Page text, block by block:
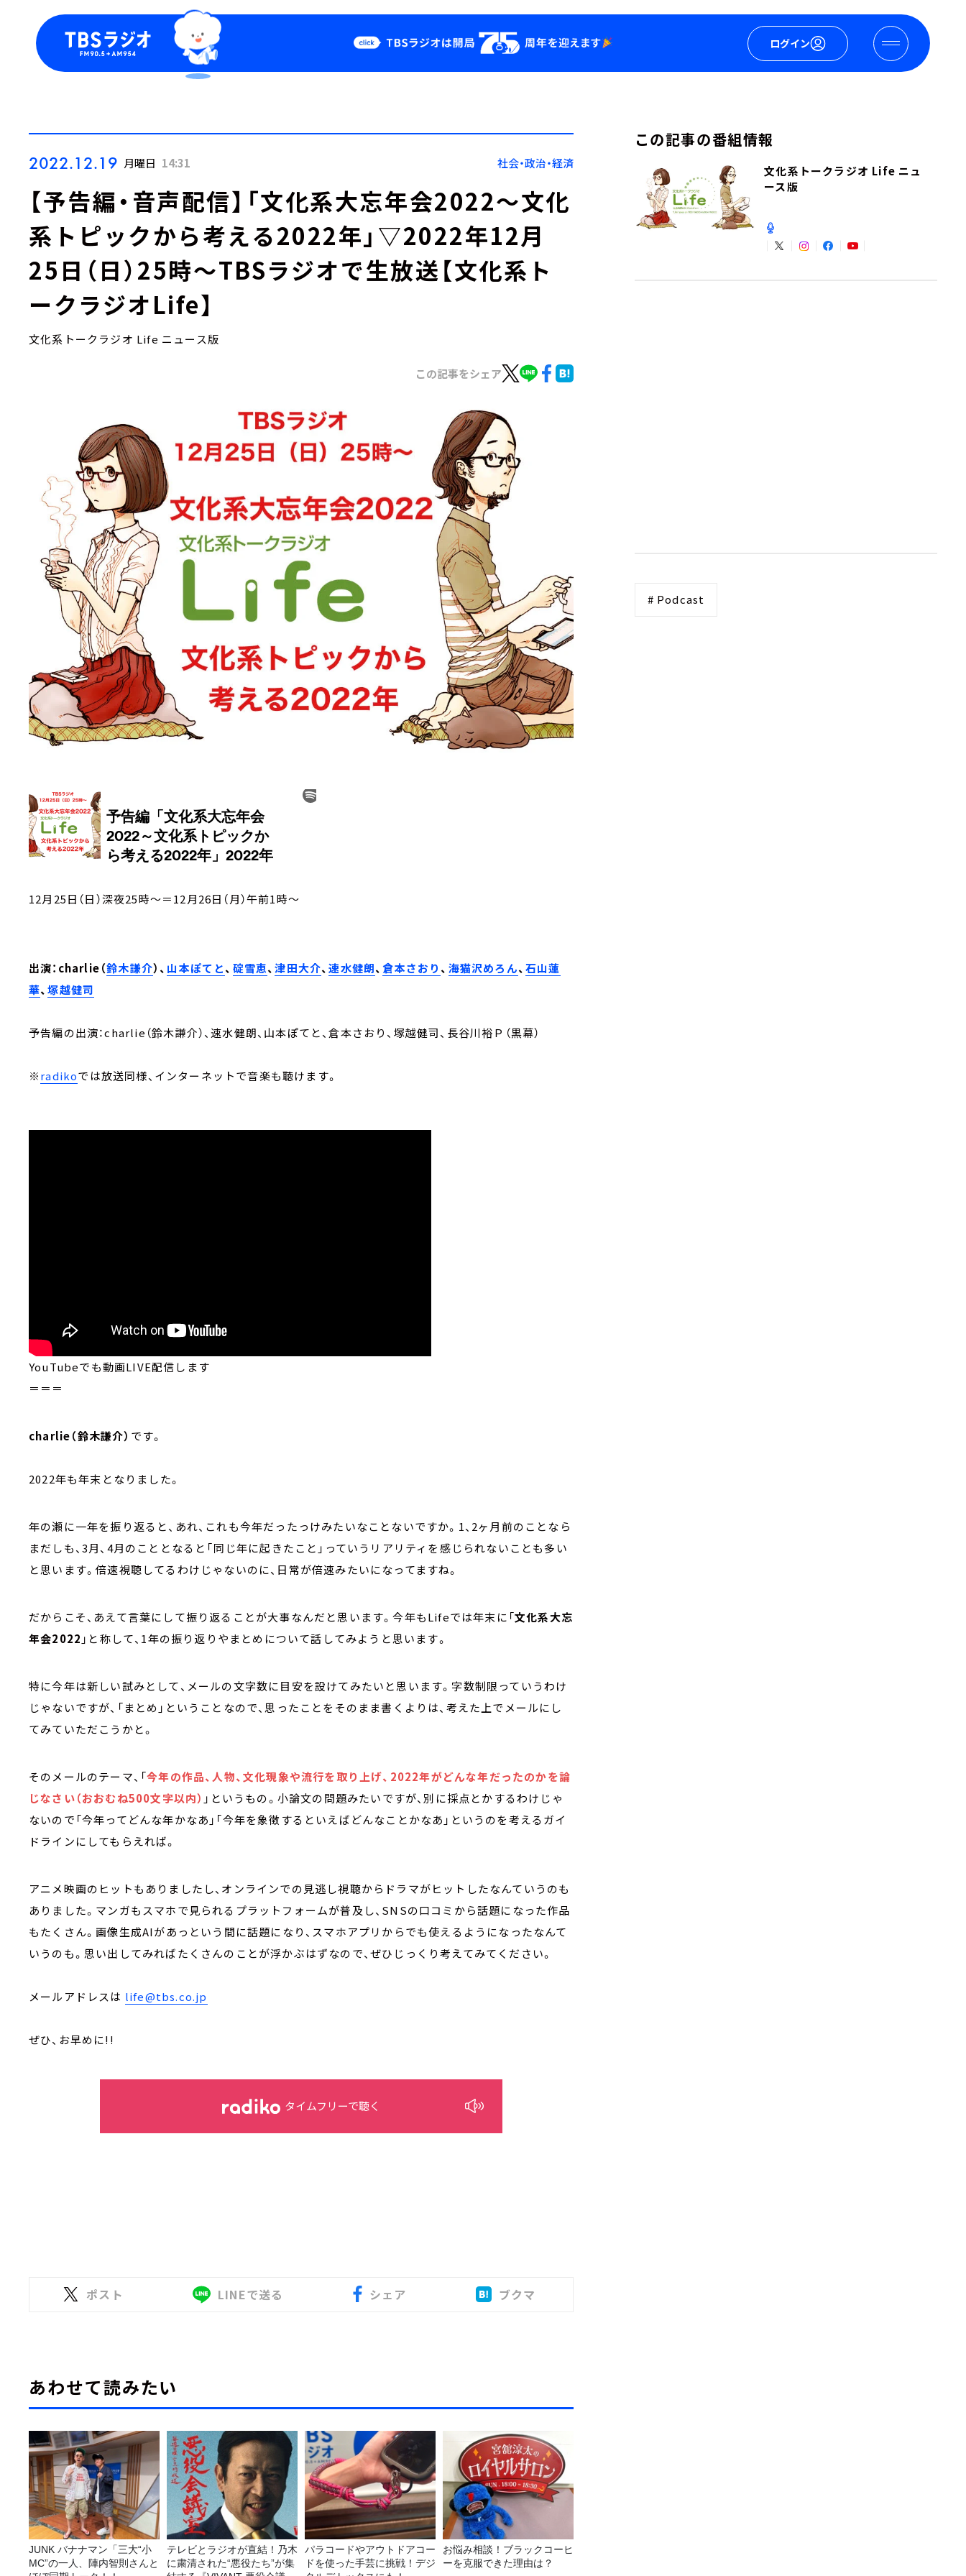
ログイン
Podcast
YouTube
会社情報
2022.12.19 月曜日 14:31 社会・政治・経済
【予告編・音声配信】「文化系大忘年会2022～文化
系トピックから考える2022年」▽2022年12月
25日（日）25時～TBSラジオで生放送【文化系ト
ークラジオLife】
文化系トークラジオ Life ニュース版
この記事をシェア
12月25日（日）深夜25時～＝12月26日（月）午前1時～
出演：charlie（鈴木謙介）、 山本ぽてと、 碇雪恵、津田大介、速水健朗、倉本さおり 、 海猫沢めろん、石山蓮
華、塚越健司
予告編の出演：charlie（鈴木謙介）、速水健朗、山本ぽてと、倉本さおり、塚越健司、長谷川裕Ｐ（黒幕）
※radikoでは放送同様、インターネットで音楽も聴けます。
YouTubeでも動画LIVE配信します
＝＝＝
charlie（鈴木謙介） です。
2022年も年末となりました。
年の瀬に一年を振り返ると、あれ、これも今年だったっけみたいなことないですか。1、2ヶ月前のことなら
まだしも、3月、4月のこととなると「同じ年に起きたこと」っていうリアリティを感じられないことも多い
と思います。倍速視聴してるわけじゃないのに、日常が倍速みたいになってますね。
だからこそ、あえて言葉にして振り返ることが大事なんだと思います。今年もLifeでは年末に「文化系大忘
年会2022 」と称して、1年の振り返りやまとめについて話してみようと思います。
特に今年は新しい試みとして、メールの文字数に目安を設けてみたいと思います。字数制限っていうわけ
じゃないですが、「まとめ」ということなので、思ったことをそのまま書くよりは、考えた上でメールにし
てみていただこうかと。
そのメールのテーマ、「今年の作品、人物、文化現象や流行を取り上げ、2022年がどんな年だったのかを論
じなさい（おおむね500文字以内） 」というもの。小論文の問題みたいですが、別に採点とかするわけじゃ
ないので「今年ってどんな年かなあ」「今年を象徴するといえばどんなことかなあ」というのを考えるガイ
ドラインにしてもらえれば。
アニメ映画のヒットもありましたし、オンラインでの見逃し視聴からドラマがヒットしたなんていうのも
ありました。マンガもスマホで見られるプラットフォームが普及し、SNSの口コミから話題になった作品
もたくさん。画像生成AIがあっという間に話題になり、スマホアプリからでも使えるようになったなんて
いうのも。思い出してみればたくさんのことが浮かぶはずなので、ぜひじっくり考えてみてください。
メールアドレスは life@tbs.co.jp
ぜひ、お早めに!!
タイムフリーで聴く
ポスト LINEで送る シェア ブクマ
あわせて読みたい
JUNK バナナマン「三大“小
MC”の一人、陣内智則さんと
テレビとラジオが直結！乃木
に粛清された“悪役たち”が集
パラコードやアウトドアコー
ドを使った手芸に挑戦！デジ
お悩み相談！ブラックコーヒ
ーを克服できた理由は？
この記事の番組情報
文化系トークラジオ Life ニュ
ース版
# Podcast